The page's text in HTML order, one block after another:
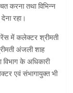
करना तथा विभिन्न
रहा।
में कलेक्टर श्रीमती
अंजली शाह
विभाग के अधिकारी
एवं संभागायुक्त भी